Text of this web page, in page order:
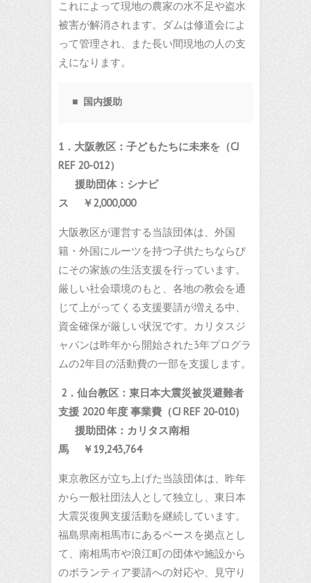
これによって現地の農家の水不足や盗水
被害が解消されます。ダムは修道会によ
って管理され、また長い間現地の人の支
えになります。
■ 国内援助
1． 大阪教区：子どもたちに未来を （CJ
REF 20-012）
援助団体：シナピ
ス
￥2,000,000
大阪教区が運営する当該団体は、外国
籍・外国にルーツを持つ子供たちならび
にその家族の生活支援を行っています。
厳しい社会環境のもと、各地の教会を通
じて上がってくる支援要請が増える中、
資金確保が厳しい状況です。カリタスジ
ャパンは昨年から開始された3年プログラ
ムの2年目の活動費の一部を支援します。
2． 仙台教区：東日本大震災被災避難者
支援 2020年度 事業費（CJ REF 20-010）
援助団体：カリタス南相
馬
￥19,243,764
東京教区が立ち上げた当該団体は、昨年
から一般社団法人として独立し、東日本
大震災復興支援活動を継続しています。
福島県南相馬市にあるベースを拠点とし
て、南相馬市や浪江町の団体や施設から
のボランティア要請への対応や、見守り